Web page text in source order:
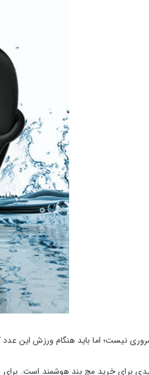
نیست؛ اما باید هنگام ورزش این عدد